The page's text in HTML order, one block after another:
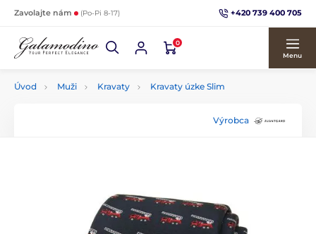
Zavolajte nám (Po-Pi 8-17) +420 739 400 705
0
Menu
Úvod Muži Kravaty Kravaty úzke Slim
Výrobca